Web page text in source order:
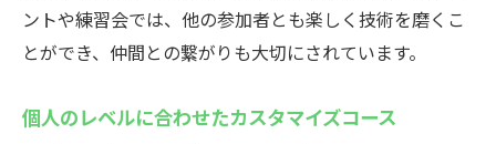
映像解析でスイングを分析
バーチャルラウンドで実力試し
シミュレーターの進化とその効果
ントや練習会では、他の参加者とも楽しく技術を磨くこ
とができ、仲間との繋がりも大切にされています。
個人のレベルに合わせたカスタマイズコース